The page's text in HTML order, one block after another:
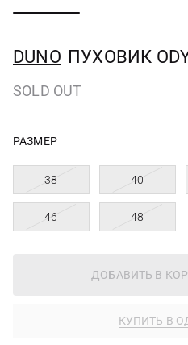
DUNO ПУХОВИК
SOLD OUT
РАЗМЕР
38 40
46 48
ДОБАВИТЬ В
КУПИТЬ В